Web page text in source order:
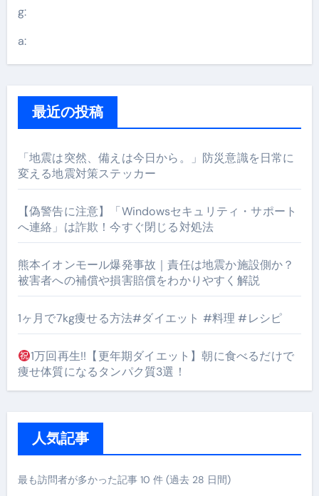
g:
a:
最近の投稿
「地震は突然、備えは今日から。」防災意識を日常に
変える地震対策ステッカー
【偽警告に注意】「Windowsセキュリティ・サポート
へ連絡」は詐欺！今すぐ閉じる対処法
熊本イオンモール爆発事故｜責任は地震か施設側か？
被害者への補償や損害賠償をわかりやすく解説
1ヶ月で7kg痩せる方法#ダイエット #料理 #レシピ
1万回再生!!【更年期ダイエット】朝に食べるだけで
痩せ体質になるタンパク質3選！
人気記事
最も訪問者が多かった記事 10 件 (過去 28 日間)